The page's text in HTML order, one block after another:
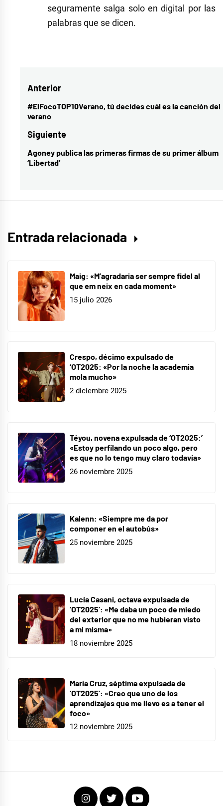
seguramente salga solo en digital por las
palabras que se dicen.
coronavirus
entrevista,
Entrevista
Mau
Ricky
Ricky
nuevo
single,
Papás,
Refresh
single
Navegación
de
Anterior
Entrada
anterior:
#ElFocoTOP10Verano, tú decides cuál es la canción del
verano
Siguiente
Entrada
siguiente:
Agoney publica las primeras firmas de su primer álbum
‘Libertad’
Entrada relacionada
Maig: «M’agradaria ser sempre fidel al
que em neix en cada moment»
15 julio 2026
Crespo, décimo expulsado de
‘OT2025: «Por la noche la academia
mola mucho»
2 diciembre 2025
Téyou, novena expulsada de ‘OT2025:’
«Estoy perfilando un poco algo, pero
es que no lo tengo muy claro todavía»
26 noviembre 2025
Kalenn: «Siempre me da por
componer en el autobús»
25 noviembre 2025
Lucía Casani, octava expulsada de
‘OT2025’: «Me daba un poco de miedo
del exterior que no me hubieran visto
a mí misma»
18 noviembre 2025
María Cruz, séptima expulsada de
‘OT2025’: «Creo que uno de los
aprendizajes que me llevo es a tener el
foco»
12 noviembre 2025
InstagramTwitterYoutube